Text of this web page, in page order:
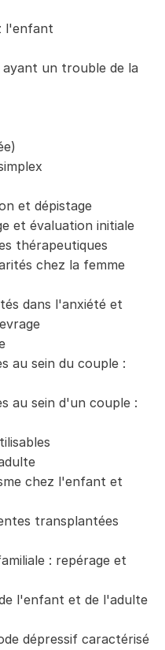
l'enfant
ayant un trouble de la
et dépistage
et évaluation initiale
thérapeutiques
chez la femme
dans l'anxiété et
au sein du couple :
au sein d'un couple :
chez l'enfant et
transplantées
: repérage et
l'enfant et de l'adulte
dépressif caractérisé